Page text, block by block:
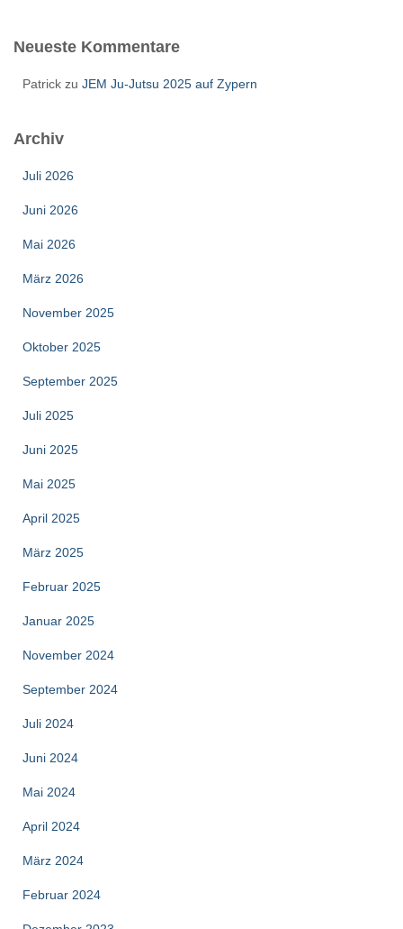
Neueste Kommentare
Patrick zu JEM Ju-Jutsu 2025 auf Zypern
Archiv
Juli 2026
Juni 2026
Mai 2026
März 2026
November 2025
Oktober 2025
September 2025
Juli 2025
Juni 2025
Mai 2025
April 2025
März 2025
Februar 2025
Januar 2025
November 2024
September 2024
Juli 2024
Juni 2024
Mai 2024
April 2024
März 2024
Februar 2024